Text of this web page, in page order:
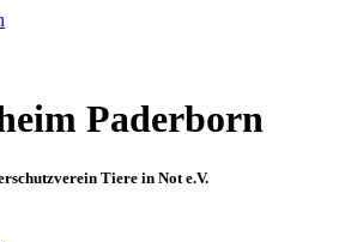
Paderborn
Tiere in Not e.V.